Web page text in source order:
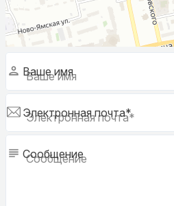
Ваше имя
Электронная почта*
Сообщение